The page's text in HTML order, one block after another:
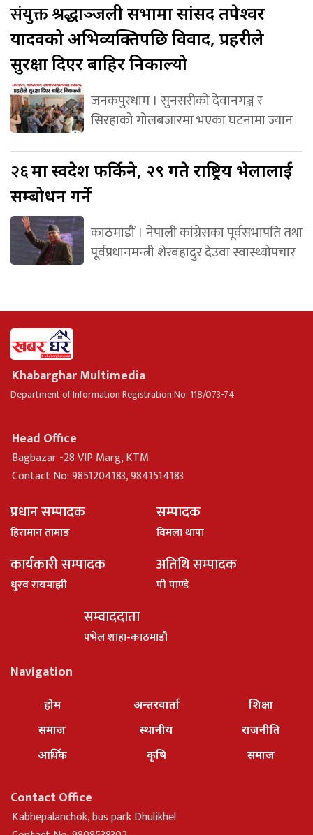
संयुक्तश्रद्धाञ्जली सभामा सांसद तपेश्वर
यादवको अभिव्यक्तिपछि विवाद, प्रहरीले
सुरक्षा दिएर बाहिर निकाल्यो
जनकपुरधाम । सुनसरीको देवानगञ्ज र
सिरहाको गोलबजारमा भएका घटनामा ज्यान
२६मा स्वदेश फर्किने, २९ गते राष्ट्रिय भेलालाई
सम्बोधन गर्ने
काठमाडौं । नेपाली कांग्रेसका पूर्वसभापति तथा
पूर्वप्रधानमन्त्री शेरबहादुर देउवा स्वास्थ्योपचार
Khabarghar Multimedia
Department of Information Registration No: 118/073-74
Head Office
Bagbazar -28 VIP Marg, KTM
Contact No: 9851204183, 9841514183
प्रधान सम्पादक
हिरामान तामाङ
सम्पादक
विमला थापा
कार्यकारी सम्पादक
धु्रव रायमाझी
अतिथि सम्पादक
पी पाण्डे
सम्वाददाता
पभेल शाहा-काठमाडौ
Navigation
होम
समाज
आर्थिक
अन्तरवार्ता
स्थानीय
कृषि
शिक्षा
राजनीति
समाज
Contact Office
Kabhepalanchok, bus park Dhulikhel